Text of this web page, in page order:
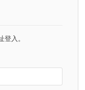
登入。